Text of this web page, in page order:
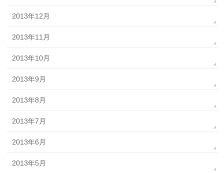
2013年12月
2013年11月
2013年10月
2013年9月
2013年8月
2013年7月
2013年6月
2013年5月